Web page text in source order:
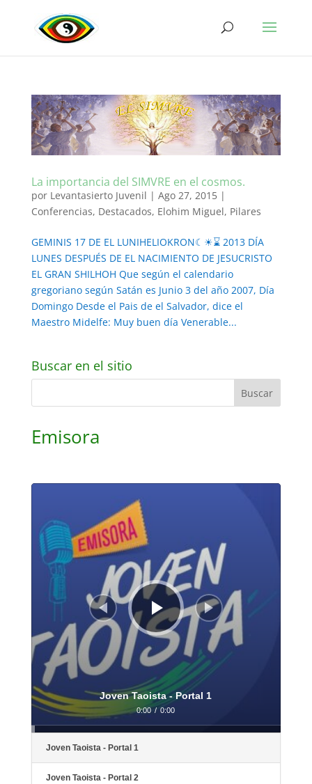
La importancia del SIMVRE en el cosmos.
por Levantasierto Juvenil | Ago 27, 2015|
Conferencias, Destacados, Elohim Miguel, Pilares
GEMINIS 17 DE EL LUNIHELIOKRON☾☀⌛ 2013 DÍA
LUNES DESPUÉS DE EL NACIMIENTO DE JESUCRISTO
EL GRAN SHILHOH Que según el calendario
gregoriano según Satán es Junio 3 del año 2007, Día
Domingo Desde el Pais de el Salvador, dice el
Maestro Midelfe: Muy buen día Venerable...
Buscar en el sitio
Emisora
Reproductor
Joven Taoista - Portal 1
0:00 / 0:00
Joven Taoista - Portal 1
Joven Taoista - Portal 2